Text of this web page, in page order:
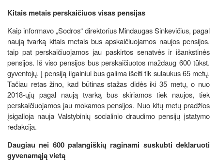
Kitais metais perskaičiuos visas pensijas
Kaip informavo „Sodros“ direktorius Mindaugas Sinkevičius, pagal
naują tvarką kitais metais bus apskaičiuojamos naujos pensijos,
taip pat perskaičiuojamos jau paskirtos senatvės ir išankstinės
pensijos. Iš viso pensijos bus perskaičiuotos maždaug 600 tūkst.
gyventojų. Į pensiją ilgainiui bus galima išeiti tik sulaukus 65 metų.
Tačiau retas žino, kad būtinas stažas didės iki 35 metų, o nuo
2018-ųjų pagal naują tvarką bus skiriamos tiek naujos, tiek
perskaičiuojamos jau mokamos pensijos. Nuo kitų metų pradžios
įsigalioja nauja Valstybinių socialinio draudimo pensijų įstatymo
redakcija.
Daugiau nei 600 palangiškių raginami suskubti deklaruoti
gyvenamąją vietą